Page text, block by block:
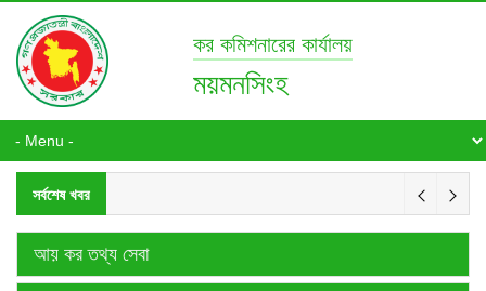
কর কমিশনারের কার্যালয়
ময়মনসিংহ
সর্বশেষ খবর
আয় কর তথ্য সেবা